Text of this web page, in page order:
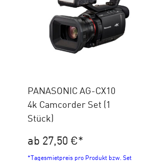
PANASONIC AG-CX10
4k Camcorder Set (1
Stück)
ab 27,50 €*
*Tagesmietpreis pro Produkt bzw. Set